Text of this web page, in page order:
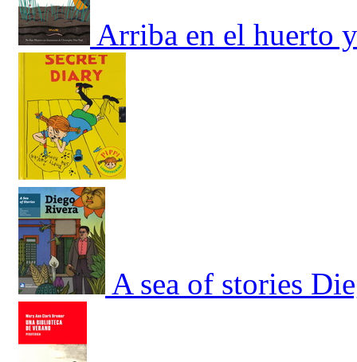
Arriba en el huerto
A sea of stories